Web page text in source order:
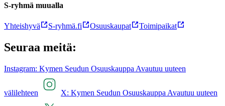
S-ryhmä muualla
Yhteishyvä S-ryhmä.fi Osuuskaupat Toimipaikat
Seuraa meitä:
Instagram: Kymen Seudun Osuuskauppa Avautuu uuteen
välilehteen X: Kymen Seudun Osuuskauppa Avautuu uuteen